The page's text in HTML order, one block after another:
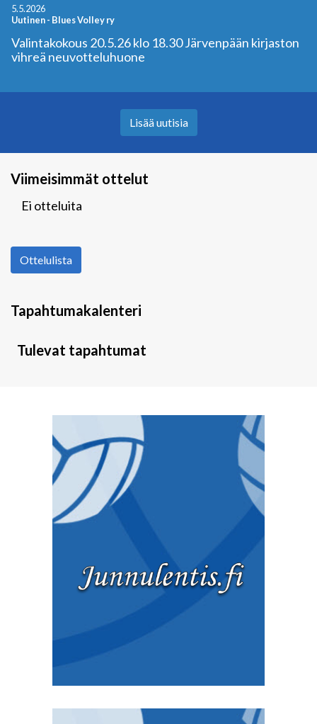
5.5.2026
Uutinen- Blues Volley ry
Valintakokous 20.5.26 klo 18.30 Järvenpään kirjaston
vihreä neuvotteluhuone
Lisää uutisia
Viimeisimmät ottelut
Ei otteluita
Ottelulista
Tapahtumakalenteri
Tulevat tapahtumat